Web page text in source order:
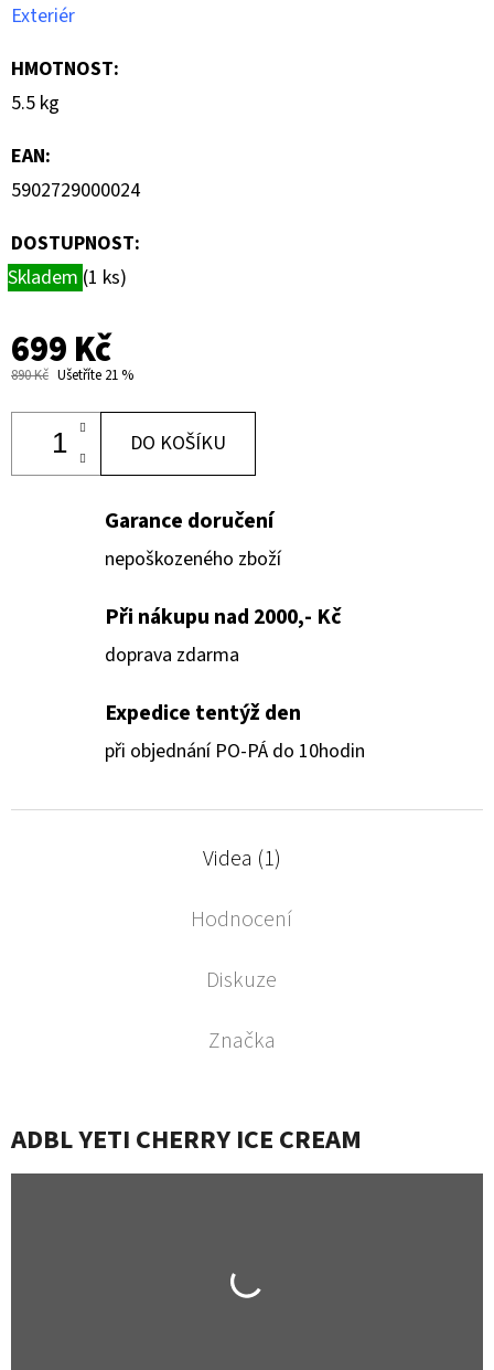
Exteriér
HMOTNOST:
5.5 kg
EAN:
5902729000024
DOSTUPNOST:
Skladem (1 ks)
699 Kč
890 Kč Ušetříte 21 %
DO KOŠÍKU
Garance doručení
nepoškozeného zboží
Při nákupu nad 2000,- Kč
doprava zdarma
Expedice tentýž den
při objednání PO-PÁ do 10hodin
Videa (1)
Hodnocení
Diskuze
Značka
ADBL YETI CHERRY ICE CREAM